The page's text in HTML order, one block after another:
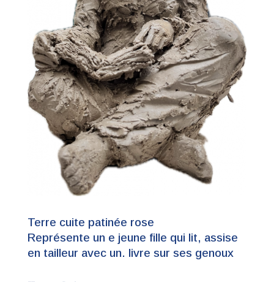
Terre cuite patinée rose
Représente un e jeune fille qui lit, assise
en tailleur avec un. livre sur ses genoux